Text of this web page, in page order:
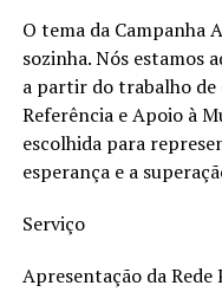
O tema da Campanha
sozinha. Nós estamos
a partir do trabalho
Referência e Apoio à
escolhida para
esperança e a
Serviço
Apresentação da